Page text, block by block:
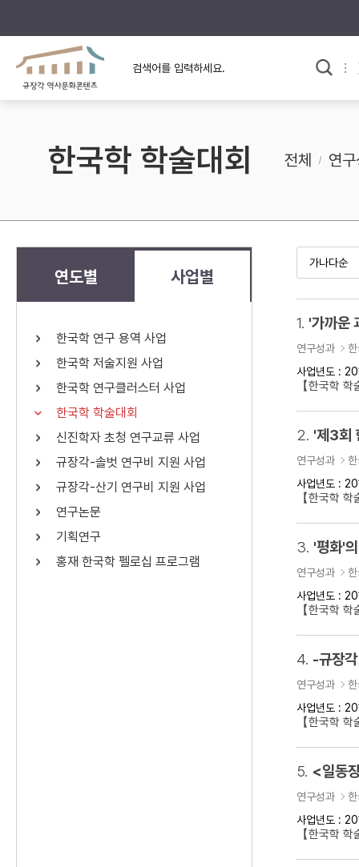
규장각의 어제와 오늘
규장각 소개영상
사료와 문학으로 본
고대
고려
조선 후기
근대
검색 연산자 사용안내
연산자
AND
OR 정조 OR 정약용 “정조” 또는 “
료를 검색
한국학 학술대회 전체 연
연도별 사업별
한국학 연구 용역 사업
한국학 저술지원 사업
한국학 연구클러스터 사업
한국학 학술대회
신진학자 초청 연구교류 사업
규장각-솔벗 연구비 지원 사업
규장각-산기 연구비 지원 사업
연구논문
기획연구
홍재 한국학 펠로십 프로그램
1. '가까운
연구성과
사업년도 :
【한국학
2. '제3회
연구성과
사업년도 :
【한국학
3. '평화'
연구성과
사업년도 :
【한국학
4. -규장
연구성과
사업년도 :
【한국학
5. <일동
연구성과
사업년도 :
【한국학